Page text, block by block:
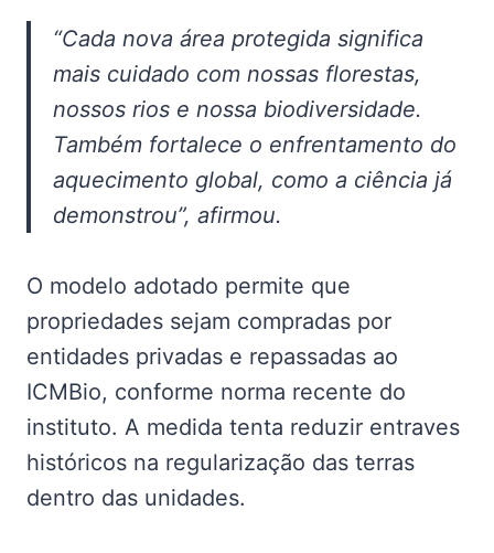
“Cada nova área protegida significa
mais cuidado com nossas florestas,
nossos rios e nossa biodiversidade.
Também fortalece o enfrentamento do
aquecimento global, como a ciência já
demonstrou”, afirmou.
O modelo adotado permite que
propriedades sejam compradas por
entidades privadas e repassadas ao
ICMBio, conforme norma recente do
instituto. A medida tenta reduzir entraves
históricos na regularização das terras
dentro das unidades.